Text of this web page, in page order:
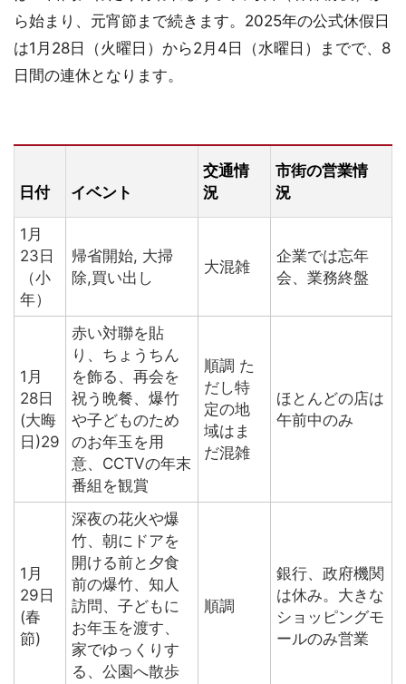
ら始まり、元宵節まで続きます。2025年の公式休假日
は1月28日（火曜日）から2月4日（水曜日）までで、8
日間の連休となります。
日付 イベント
交通情
況
市街の営業情
況
1月
23日
（小
年）
帰省開始, 大掃
除,買い出し
大混雑
企業では忘年
会、業務終盤
1月
28日
(大晦
日)29
赤い対聯を貼
り、ちょうちん
を飾る、再会を
祝う晩餐、爆竹
や子どものため
のお年玉を用
意、CCTVの年末
番組を観賞
順調 た
だし特
定の地
域はま
だ混雑
ほとんどの店は
午前中のみ
1月
29日
(春
節)
深夜の花火や爆
竹、朝にドアを
開ける前と夕食
前の爆竹、知人
訪問、子どもに
お年玉を渡す、
家でゆっくりす
る、公園へ散歩
順調
銀行、政府機関
は休み。大きな
ショッピングモ
ールのみ営業